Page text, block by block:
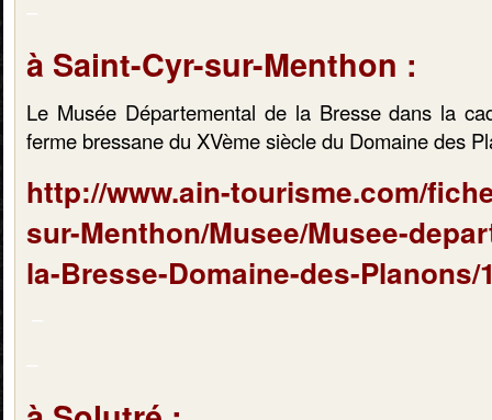
à Saint-Cyr-sur-Menthon :
Le Musée Départemental de la Bresse dans la
ferme bressane du XVème siècle du Domaine des
http://www.ain-tourisme.com/
sur-Menthon/Musee/Musee-
la-Bresse-Domaine-des-Planons/